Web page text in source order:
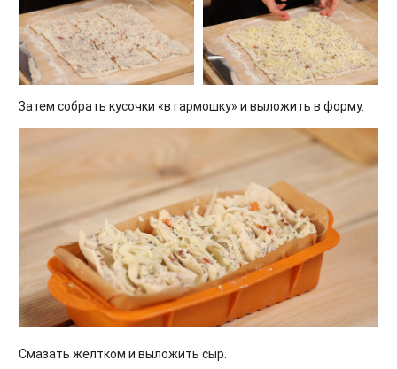
Затем собрать кусочки «в гармошку» и выложить в форму.
Смазать желтком и выложить сыр.